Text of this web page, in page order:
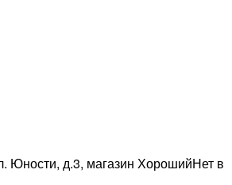
Юности, д.3, магазин ХорошийНет в